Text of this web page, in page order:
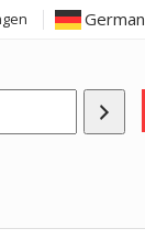
German